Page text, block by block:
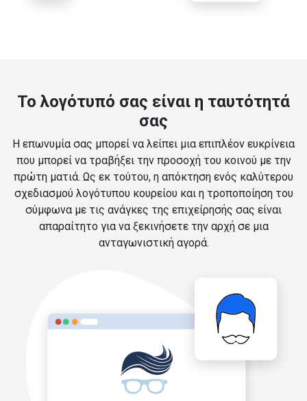
Το λογότυπό σας είναι η ταυτότητά
σας
Η επωνυμία σας μπορεί να λείπει μια επιπλέον ευκρίνεια
που μπορεί να τραβήξει την προσοχή του κοινού με την
πρώτη ματιά. Ως εκ τούτου, η απόκτηση ενός καλύτερου
σχεδιασμού λογότυπου κουρείου και η τροποποίηση του
σύμφωνα με τις ανάγκες της επιχείρησής σας είναι
απαραίτητο για να ξεκινήσετε την αρχή σε μια
ανταγωνιστική αγορά.